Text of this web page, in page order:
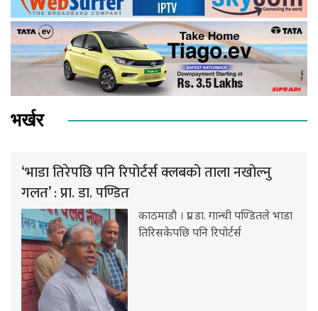
भर्खर
‘भाडा तिरेपछि पनि रिपोर्टर्स क्लबको ताला नखोल्नु
गलत’ : प्रा. डा. पण्डित
काठमाडौ । प्रा. डा. गान्धी पण्डितले भाडा
तिरिसकेपछि पनि रिपोर्टर्स